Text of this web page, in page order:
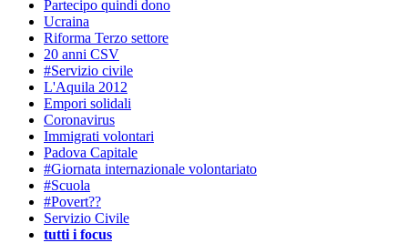
Partecipo quindi dono
Ucraina
Riforma Terzo settore
20 anni CSV
#Servizio civile
L'Aquila 2012
Empori solidali
Coronavirus
Immigrati volontari
Padova Capitale
#Giornata internazionale volontariato
#Scuola
#Povert??
Servizio Civile
tutti i focus